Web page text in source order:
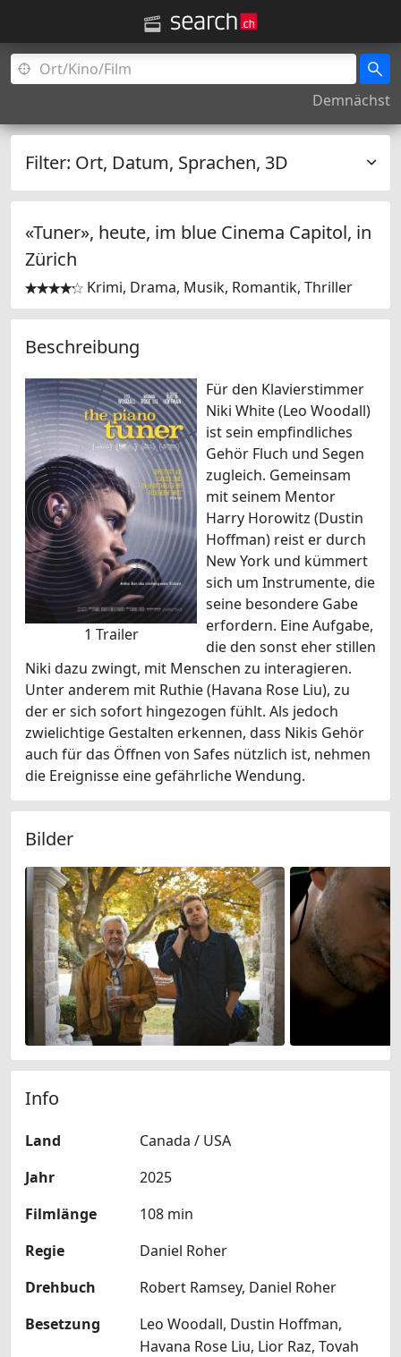
Demnächst
Filter: Ort, Datum, Sprachen, 3D
«Tuner», heute, im blue Cinema Capitol, in
Zürich

 Krimi, Drama, Musik, Romantik, Thriller
Beschreibung
1 Trailer
Für den Klavierstimmer
Niki White (Leo Woodall)
ist sein empfindliches
Gehör Fluch und Segen
zugleich. Gemeinsam
mit seinem Mentor
Harry Horowitz (Dustin
Hoffman) reist er durch
New York und kümmert
sich um Instrumente, die
seine besondere Gabe
erfordern. Eine Aufgabe,
die den sonst eher stillen
Niki dazu zwingt, mit Menschen zu interagieren.
Unter anderem mit Ruthie (Havana Rose Liu), zu
der er sich sofort hingezogen fühlt. Als jedoch
zwielichtige Gestalten erkennen, dass Nikis Gehör
auch für das Öffnen von Safes nützlich ist, nehmen
die Ereignisse eine gefährliche Wendung.
Bilder
Info
Land
Canada / USA
Jahr
2025
Filmlänge
108 min
Regie
Daniel Roher
Drehbuch
Robert Ramsey, Daniel Roher
Besetzung
Leo Woodall, Dustin Hoffman,
Havana Rose Liu, Lior Raz, Tovah